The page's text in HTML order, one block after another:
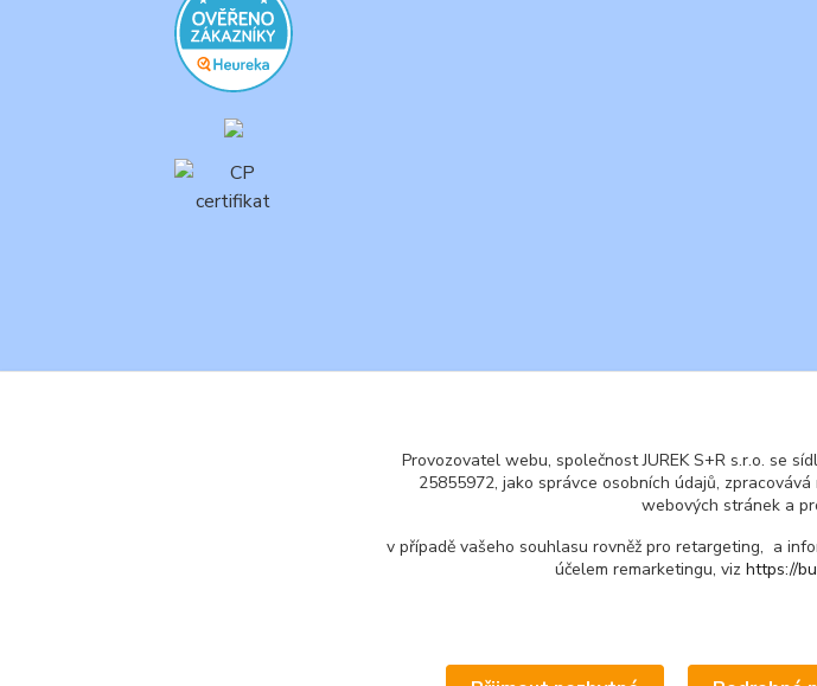
Provozovatel webu, společnost JUREK S+R s.r.o. se
25855972, jako správce osobních údajů,
webových stránek a
v případě vašeho souhlasu rovněž pro retargeting, a
účelem remarketingu, viz https://